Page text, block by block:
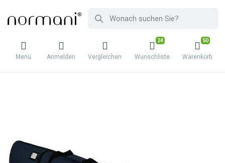
Menü Anmelden Vergleichen
24
Wunschliste
50
Warenkorb